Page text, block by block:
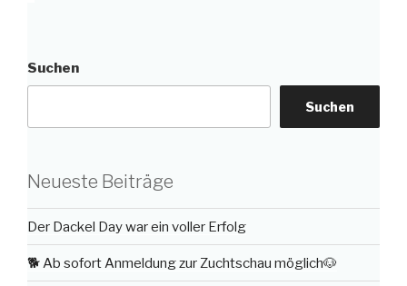
Suchen
Suchen
Neueste Beiträge
Der Dackel Day war ein voller Erfolg
🐕 Ab sofort Anmeldung zur Zuchtschau möglich🐶